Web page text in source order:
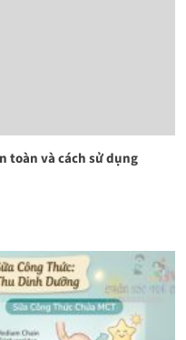
toàn và cách sử dụng